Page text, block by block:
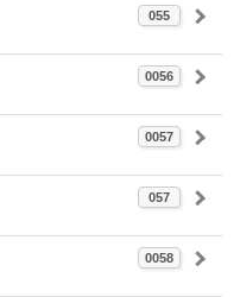
055
0056
0057
057
0058